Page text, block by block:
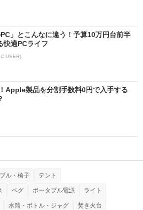
PC」とこんなに違う！予算10万円台前半
快適PCライフ
USER)
Apple製品を分割手数料0円で入手する
ル・椅子 テント
ペグ ポータブル電源 ライト
水筒・ボトル・ジャグ 焚き火台